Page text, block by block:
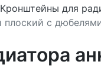
Кронштейны для
с